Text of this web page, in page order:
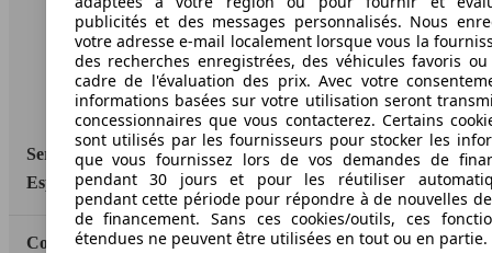
Informations légales
Protection des données
Accessibility Statement
Service
Espace Pro
Contact
publicités et des messages personnalisés. Nous
votre adresse e-mail localement lorsque vous la
des recherches enregistrées, des véhicules favoris
cadre de l'évaluation des prix. Avec votre
informations basées sur votre utilisation seront
concessionnaires que vous contacterez. Certains
sont utilisés par les fournisseurs pour stocker les
que vous fournissez lors de vos demandes de
pendant 30 jours et pour les réutiliser
pendant cette période pour répondre à de nouvelles
de financement. Sans ces cookies/outils, ces
étendues ne peuvent être utilisées en tout ou en partie.